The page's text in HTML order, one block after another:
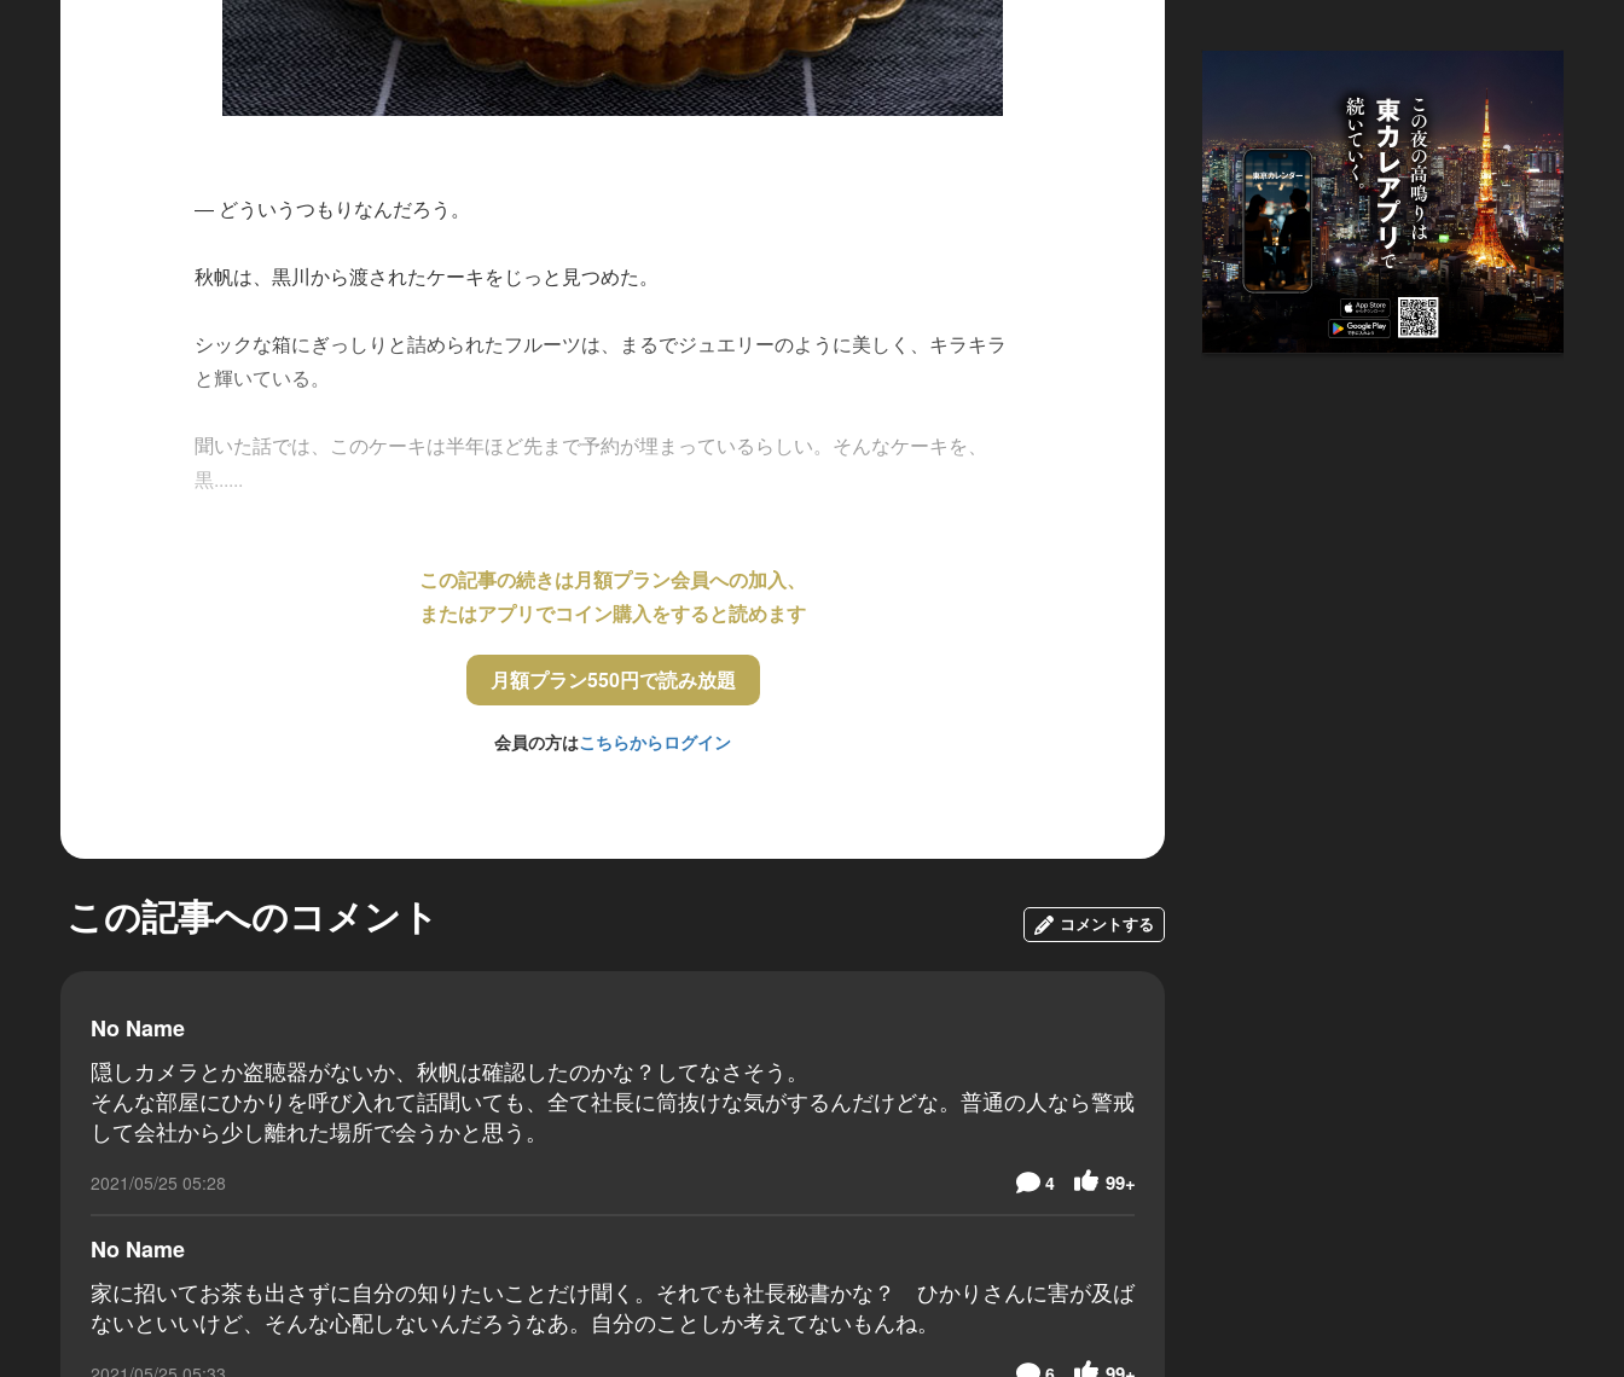
― どういうつもりなんだろう。
秋帆は、黒川から渡されたケーキをじっと見つめた。
シックな箱にぎっしりと詰められたフルーツは、まるでジュエリーのように美しく、キラキラ
と輝いている。
聞いた話では、このケーキは半年ほど先まで予約が埋まっているらしい。そんなケーキを、
黒......
この記事の続きは月額プラン会員への加入、
またはアプリでコイン購入をすると読めます
月額プラン550円で読み放題
会員の方はこちらからログイン
この記事へのコメント コメントする
No Name
隠しカメラとか盗聴器がないか、秋帆は確認したのかな？してなさそう。
そんな部屋にひかりを呼び入れて話聞いても、全て社長に筒抜けな気がするんだけどな。普通の人なら警戒
して会社から少し離れた場所で会うかと思う。
2021/05/25 05:28 99+
4
No Name
家に招いてお茶も出さずに自分の知りたいことだけ聞く。それでも社長秘書かな？ ひかりさんに害が及ば
ないといいけど、そんな心配しないんだろうなあ。自分のことしか考えてないもんね。